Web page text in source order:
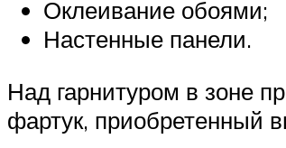
Оклеивание обоями;
Настенные панели.
Над гарнитуром в зоне
фартук, приобретенный